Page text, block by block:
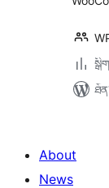
About
News